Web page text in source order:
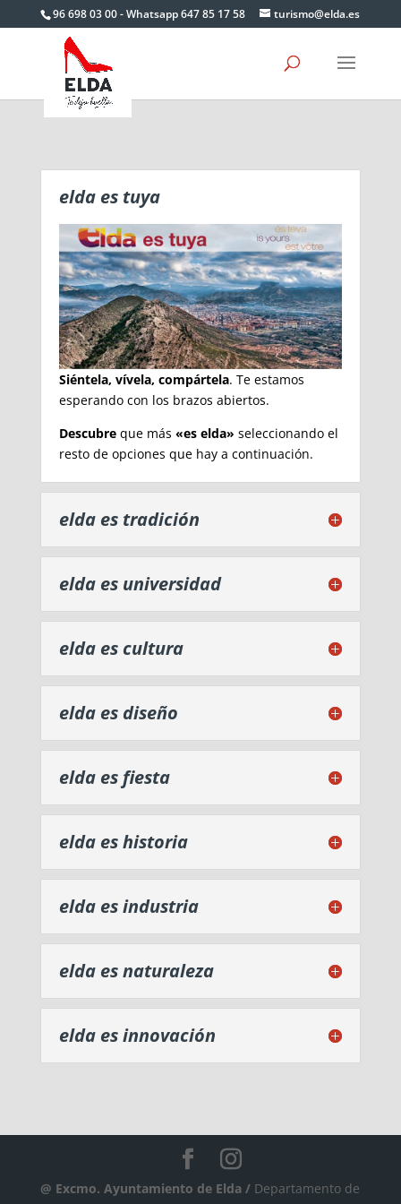
96 698 03 00 - Whatsapp 647 85 17 58 turismo@elda.es
elda es tuya
Siéntela, vívela, compártela. Te estamos
esperando con los brazos abiertos.
Descubreque más «es elda» seleccionando el
resto de opciones que hay a continuación.
elda es tradición
elda es universidad
elda es cultura
elda es diseño
elda es fiesta
elda es historia
elda es industria
elda es naturaleza
elda es innovación
@ Excmo. Ayuntamiento de Elda / Departamento de